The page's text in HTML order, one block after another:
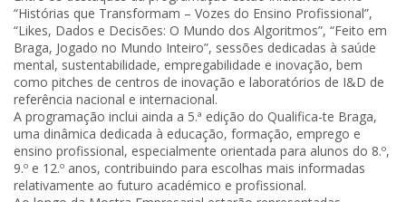
“Histórias que Transformam – Vozes do Ensino Profissional”,
“Likes, Dados e Decisões: O Mundo dos Algoritmos”, “Feito em
Braga, Jogado no Mundo Inteiro”, sessões dedicadas à saúde
mental, sustentabilidade, empregabilidade e inovação, bem
como pitches de centros de inovação e laboratórios de I&D de
referência nacional e internacional.
A programação inclui ainda a 5.ª edição do Qualifica-te Braga,
uma dinâmica dedicada à educação, formação, emprego e
ensino profissional, especialmente orientada para alunos do 8.º,
9.º e 12.º anos, contribuindo para escolhas mais informadas
relativamente ao futuro académico e profissional.